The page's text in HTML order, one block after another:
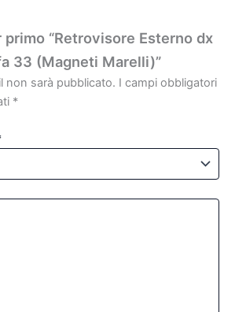
“Retrovisore Esterno dx
33 (Magneti Marelli)”
non sarà pubblicato. I campi obbligatori
*